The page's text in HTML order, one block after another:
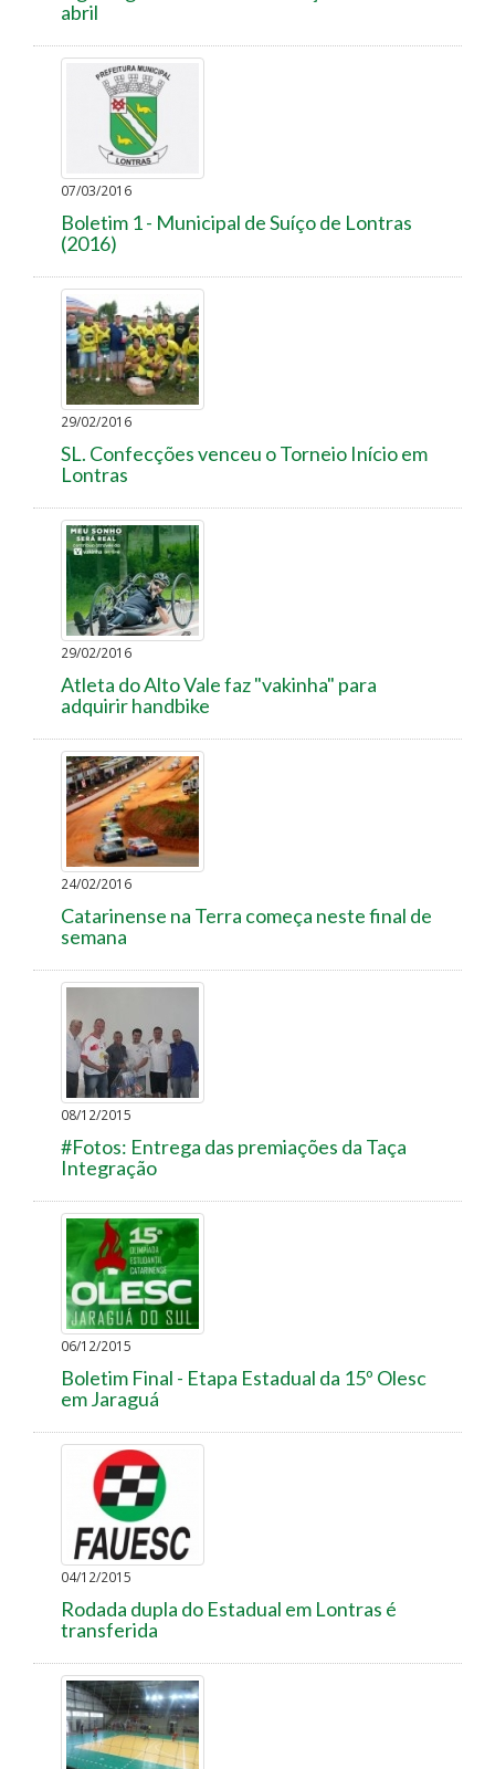
abril
07/03/2016
Boletim 1 - Municipal de Suíço de Lontras
(2016)
29/02/2016
SL. Confecções venceu o Torneio Início em
Lontras
29/02/2016
Atleta do Alto Vale faz "vakinha" para
adquirir handbike
24/02/2016
Catarinense na Terra começa neste final de
semana
08/12/2015
#Fotos: Entrega das premiações da Taça
Integração
06/12/2015
Boletim Final - Etapa Estadual da 15º Olesc
em Jaraguá
04/12/2015
Rodada dupla do Estadual em Lontras é
transferida